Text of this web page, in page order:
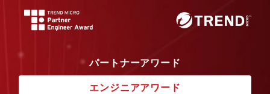
パートナーアワード
エンジニアアワード